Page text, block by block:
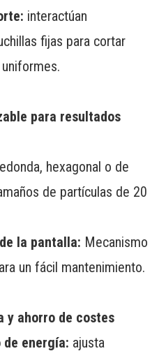
interactúan
fijas para cortar
para resultados
hexagonal o de
de partículas de 20
la pantalla: Mecanismo
un fácil mantenimiento.
y ahorro de costes
de energía: ajusta